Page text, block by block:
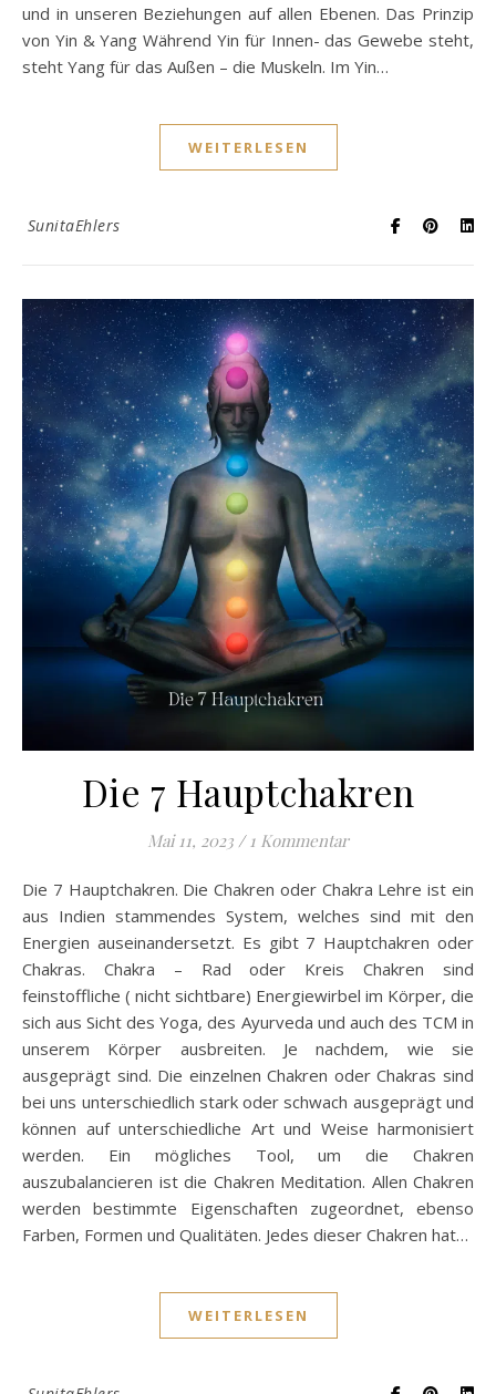
und in unseren Beziehungen auf allen Ebenen. Das Prinzip
von Yin & Yang Während Yin für Innen- das Gewebe steht,
steht Yang für das Außen – die Muskeln. Im Yin…
WEITERLESEN
SunitaEhlers
Die 7 Hauptchakren
Mai 11, 2023 / 1 Kommentar
Die 7 Hauptchakren. Die Chakren oder Chakra Lehre ist ein
aus Indien stammendes System, welches sind mit den
Energien auseinandersetzt. Es gibt 7 Hauptchakren oder
Chakras. Chakra – Rad oder Kreis Chakren sind
feinstoffliche ( nicht sichtbare) Energiewirbel im Körper, die
sich aus Sicht des Yoga, des Ayurveda und auch des TCM in
unserem Körper ausbreiten. Je nachdem, wie sie
ausgeprägt sind. Die einzelnen Chakren oder Chakras sind
bei uns unterschiedlich stark oder schwach ausgeprägt und
können auf unterschiedliche Art und Weise harmonisiert
werden. Ein mögliches Tool, um die Chakren
auszubalancieren ist die Chakren Meditation. Allen Chakren
werden bestimmte Eigenschaften zugeordnet, ebenso
Farben, Formen und Qualitäten. Jedes dieser Chakren hat…
WEITERLESEN